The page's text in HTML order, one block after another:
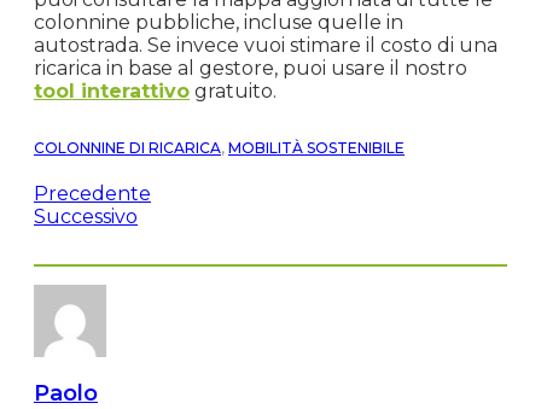
colonnine pubbliche, incluse quelle in
autostrada. Se invece vuoi stimare il costo di una
ricarica in base al gestore, puoi usare il nostro
tool interattivo gratuito.
COLONNINE DI RICARICA, MOBILITÀ SOSTENIBILE
Precedente
Successivo
Paolo